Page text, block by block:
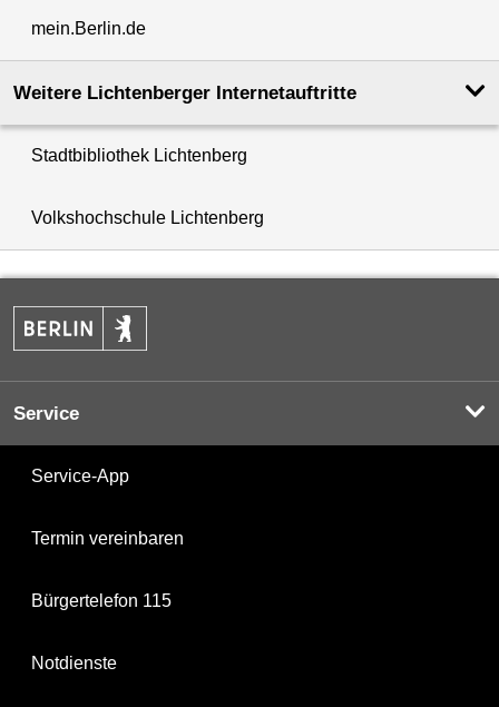
mein.Berlin.de
Weitere Lichtenberger Internetauftritte
Stadtbibliothek Lichtenberg
Volkshochschule Lichtenberg
Service
Service-App
Termin vereinbaren
Bürgertelefon 115
Notdienste